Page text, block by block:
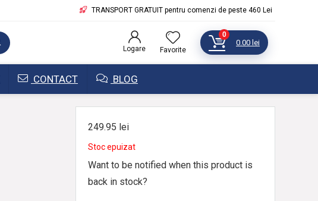
TRANSPORT GRATUIT pentru comenzi de peste 460 Lei
Logare Favorite
0
0.00 lei
CONTACT BLOG
249.95 lei
Stoc epuizat
Want to be notified when this product is
back in stock?